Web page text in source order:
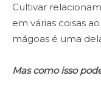
Cultivar
em várias coisas
mágoas é uma
Mas como isso